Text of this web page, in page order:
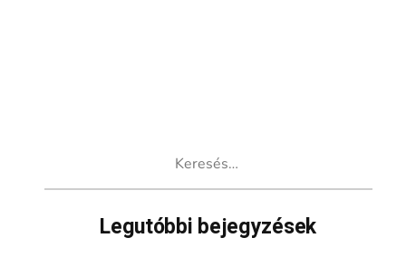
Legutóbbi bejegyzések